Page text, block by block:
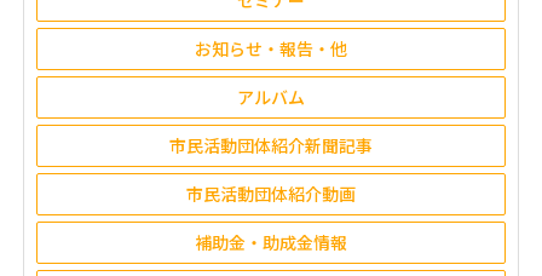
お知らせ・報告・他
アルバム
市民活動団体紹介新聞記事
市民活動団体紹介動画
補助金・助成金情報